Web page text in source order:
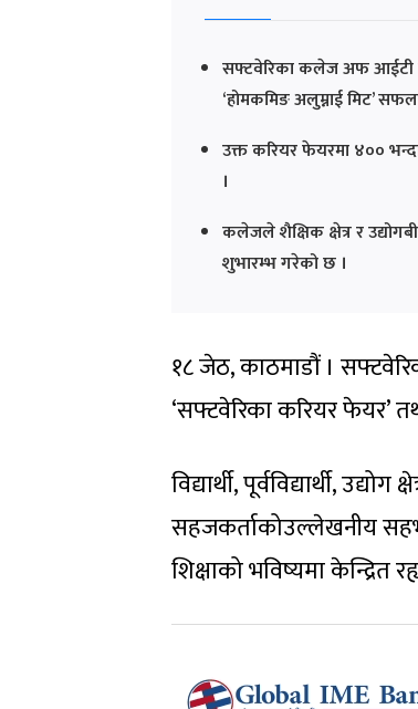
सफ्टवेरिका कलेज अफ आईटी
‘होमकमिङ अलुम्नाई मिट’
उक्त करियर फेयरमा ४००
।
कलेजले शैक्षिक क्षेत्र र
शुभारम्भ गरेको छ ।
१८ जेठ, काठमाडौं ।
‘सफ्टवेरिका करियर फेयर’
विद्यार्थी, पूर्वविद्यार्थी,
सहजकर्ताकोउल्लेखनीय
शिक्षाको भविष्यमा केन्द्रित